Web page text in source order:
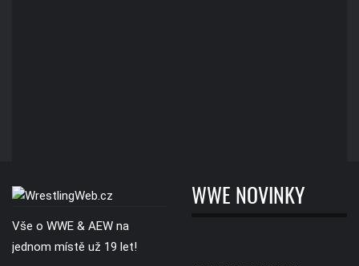
Vše o WWE & AEW na
jednom místě už 19 let!
WWE NOVINKY